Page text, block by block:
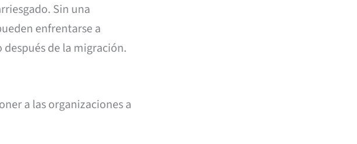
Sin una
enfrentarse a
de la migración.
a las organizaciones a